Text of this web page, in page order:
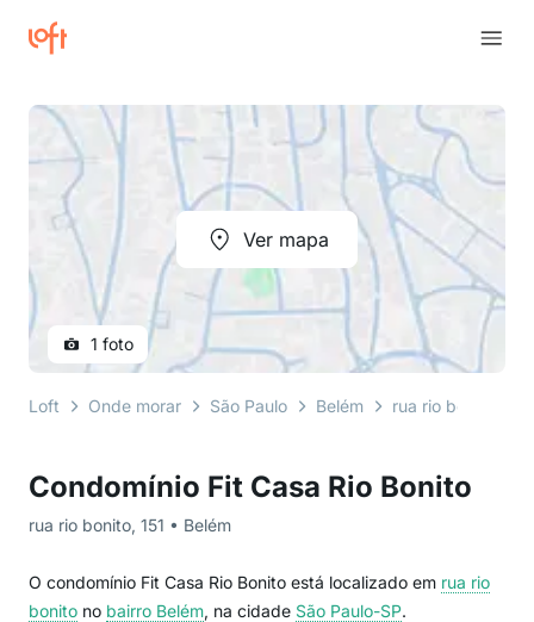
Condomínio Fit Casa Rio Bonito
rua rio bonito, 151 • Belém
O condomínio Fit Casa Rio Bonito está localizado em rua rio
bonito no bairro Belém, na cidade São Paulo-SP.
Ver mapa
1 foto
Loft Onde morar São Paulo Belém rua rio bonito